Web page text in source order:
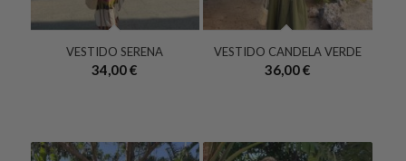
VESTIDO SERENA
34,00€
VESTIDO CANDELA VERDE
36,00€